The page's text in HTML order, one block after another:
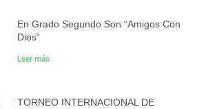
En Grado Segundo Son “Amigos Con
Dios”
Leer más
TORNEO INTERNACIONAL DE